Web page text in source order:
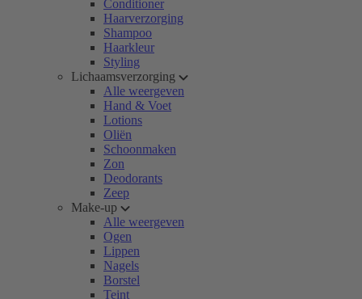
Conditioner
Haarverzorging
Shampoo
Haarkleur
Styling
Lichaamsverzorging
Alle weergeven
Hand & Voet
Lotions
Oliën
Schoonmaken
Zon
Deodorants
Zeep
Make-up
Alle weergeven
Ogen
Lippen
Nagels
Borstel
Teint